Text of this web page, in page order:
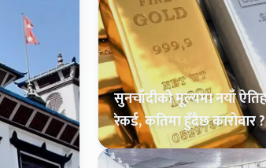
सुनचाँदीको मूल्यमा नयाँ
रेकर्ड, कतिमा हुँदैछ कारोबार ?